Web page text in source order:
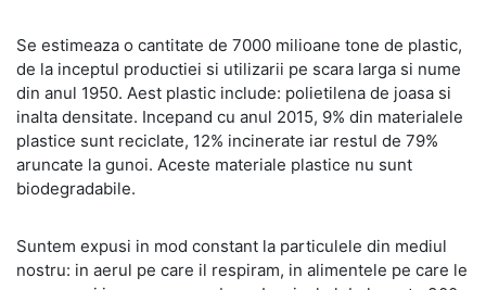
Se estimeaza o cantitate de 7000 milioane tone de plastic,
de la inceptul productiei si utilizarii pe scara larga si nume
din anul 1950. Aest plastic include: polietilena de joasa si
inalta densitate. Incepand cu anul 2015, 9% din materialele
plastice sunt reciclate, 12% incinerate iar restul de 79%
aruncate la gunoi. Aceste materiale plastice nu sunt
biodegradabile.
Suntem expusi in mod constant la particulele din mediul
nostru: in aerul pe care il respiram, in alimentele pe care le